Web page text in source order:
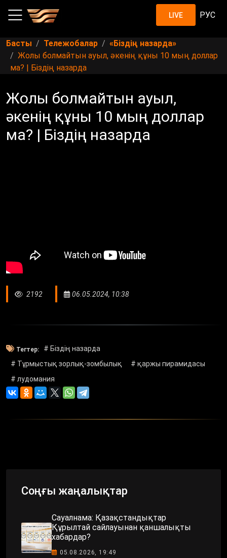
LIVE РУС
Басты Тележобалар
«Біздің назарда»
Жолы болмайтын ауыл, әкенің құны 10 мың доллар
ма? | Біздің назарда
Жолы болмайтын ауыл,
әкенің құны 10 мың доллар
ма? | Біздің назарда
2192 06.05.2024, 10:38
Тегтер:
# Біздің назарда
# Тұрмыстық зорлық-зомбылық
# қаржы пирамидасы
# лудомания
Соңғы жаңалықтар
Сауалнама: Қазақстандықтар
Құрылтай сайлауынан қаншалықты
хабардар?
05.08.2026, 19:49